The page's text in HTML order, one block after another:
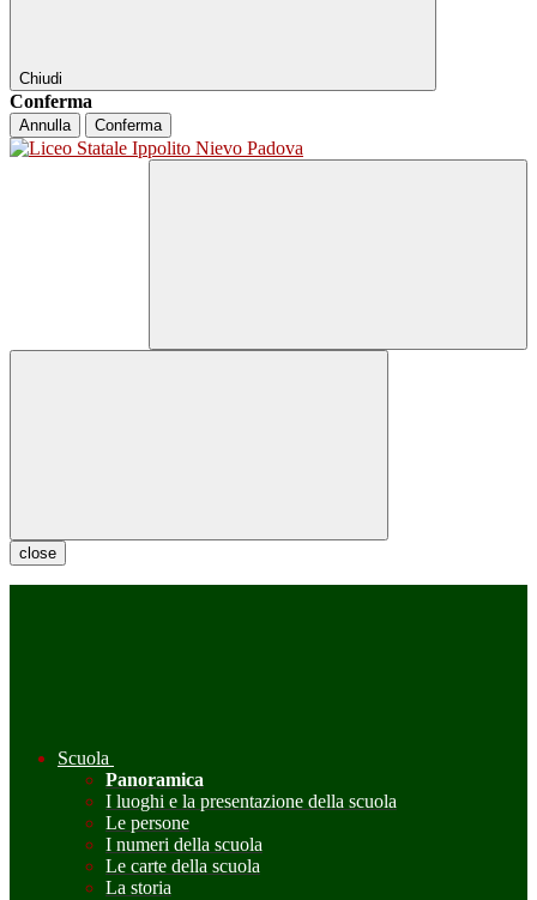
Chiudi
Conferma
Annulla Conferma
close
Scuola
Panoramica
I luoghi e la presentazione della scuola
Le persone
I numeri della scuola
Le carte della scuola
La storia